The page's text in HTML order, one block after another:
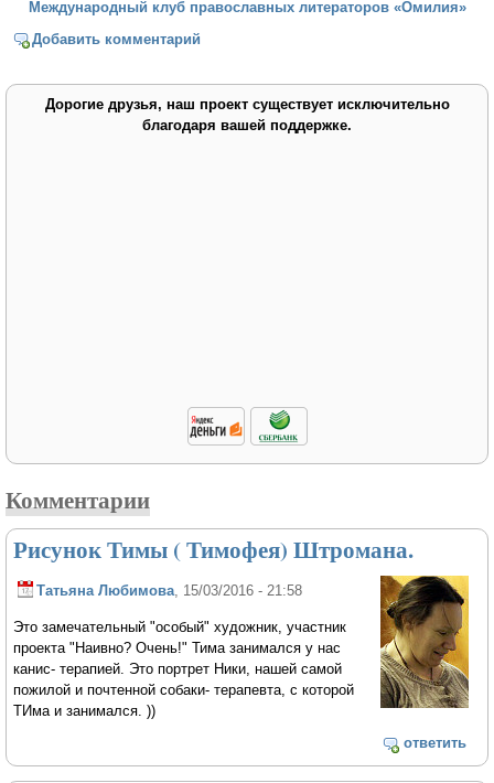
Международный клуб православных литераторов «Омилия»
Добавить комментарий
Дорогие друзья, наш проект существует исключительно
благодаря вашей поддержке.
Комментарии
Рисунок Тимы ( Тимофея) Штромана.
Татьяна Любимова, 15/03/2016 - 21:58
Это замечательный "особый" художник, участник
проекта "Наивно? Очень!" Тима занимался у нас
канис- терапией. Это портрет Ники, нашей самой
пожилой и почтенной собаки- терапевта, с которой
ТИма и занимался. ))
ответить